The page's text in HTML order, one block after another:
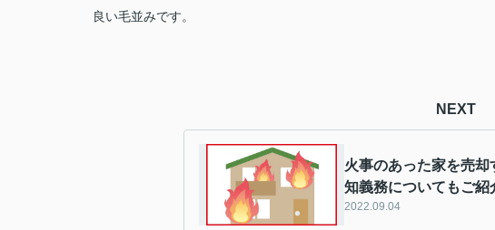
良い毛並みです。
NEXT
火事のあった家を売
知義務についてもご紹
2022.09.04